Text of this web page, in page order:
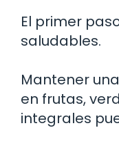
El primer
saludables.
Mantener
en frutas,
integrales